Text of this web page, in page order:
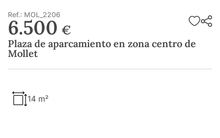
Ref.: MOL_2206
6.500 €
Plaza de aparcamiento en zona centro de
Mollet
14 m²